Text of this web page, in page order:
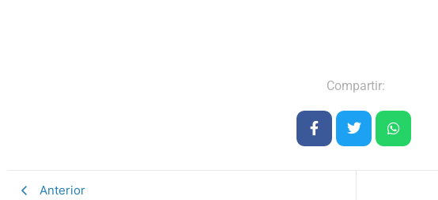
Compartir:
Anterior